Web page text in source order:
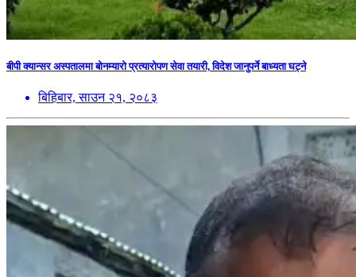
बीपी क्यान्सर अस्पतालमा बोनम्यारो प्रत्यारोपण सेवा तयारी, विदेश जानुपर्ने बाध्यता घट्ने
बिहिबार, साउन २१, २०८३